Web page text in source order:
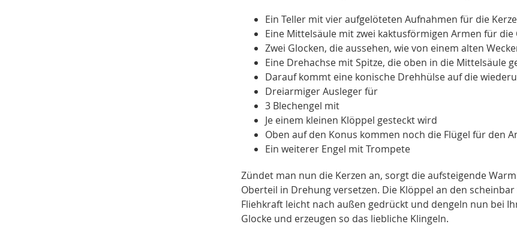
Ein Teller mit vier aufgelöteten Aufnahmen für die
Eine Mittelsäule mit zwei kaktusförmigen Armen für
Zwei Glocken, die aussehen, wie von einem alten
Eine Drehachse mit Spitze, die oben in die Mittelsäule
Darauf kommt eine konische Drehhülse auf die
Dreiarmiger Ausleger für
3 Blechengel mit
Je einem kleinen Klöppel gesteckt wird
Oben auf den Konus kommen noch die Flügel für den
Ein weiterer Engel mit Trompete
Zündet man nun die Kerzen an, sorgt die aufsteigende
Oberteil in Drehung versetzen. Die Klöppel an den
Fliehkraft leicht nach außen gedrückt und dengeln nun bei
Glocke und erzeugen so das liebliche Klingeln.